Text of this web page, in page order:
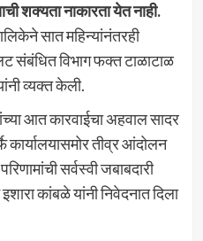
शक्यता नाकारता येत नाही.
सात महिन्यांनंतरही
संबंधित विभाग फक्त टाळाटाळ
व्यक्त केली.
आत कारवाईचा अहवाल सादर
तीव्र आंदोलन
सर्वस्वी जबाबदारी
कांबळे यांनी निवेदनात दिला